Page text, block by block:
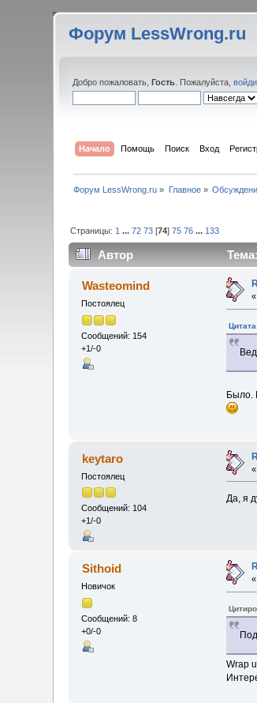
Форум LessWrong.ru
Добро пожаловать,Гость . Пожалуйста,
Начало Помощь Поиск Вход
Форум LessWrong.ru » Главное»
Страницы: 1 ...72 73 [74]75 76 ... 133
Автор
Wasteomind
Постоялец
Сообщений: 154
+1/-0
Было.
keytaro
Постоялец
Сообщений: 104
+1/-0
Да, я
Sithoid
Новичок
Сообщений: 8
+0/-0
Wrap